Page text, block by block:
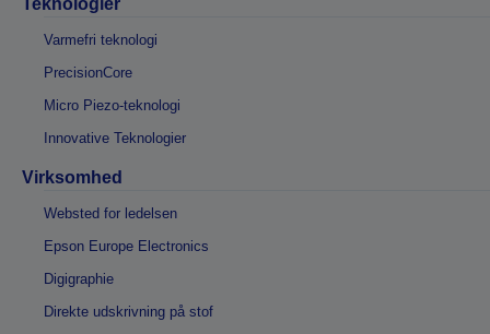
Teknologier
Varmefri teknologi
PrecisionCore
Micro Piezo-teknologi
Innovative Teknologier
Virksomhed
Websted for ledelsen
Epson Europe Electronics
Digigraphie
Direkte udskrivning på stof